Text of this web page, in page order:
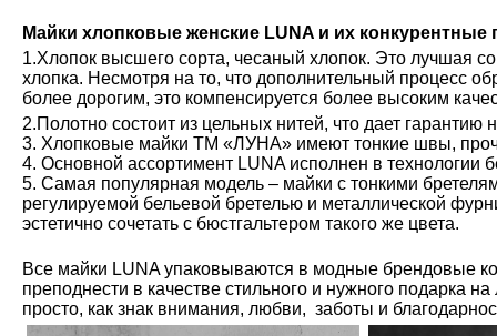
Майки хлопковые женские LUNA и их конкурентные
1.Хлопок высшего сорта, чесаный хлопок. Это лучшая
хлопка. Несмотря на то, что дополнительный процесс
более дорогим, это компенсируется более высоким
2.Полотно состоит из цельных нитей, что дает гарантию
3. Хлопковые майки ТМ «ЛУНА» имеют тонкие швы,
4. Основной ассортимент LUNA исполнен в технологии
5. Самая популярная модель – майки с тонкими
регулируемой бельевой бретелью и металлической
эстетично сочетать с бюстгальтером такого же цвета.
Все майки LUNA упаковываются в модные брендовые
преподнести в качестве стильного и нужного подарка
просто, как знак внимания, любви, заботы и